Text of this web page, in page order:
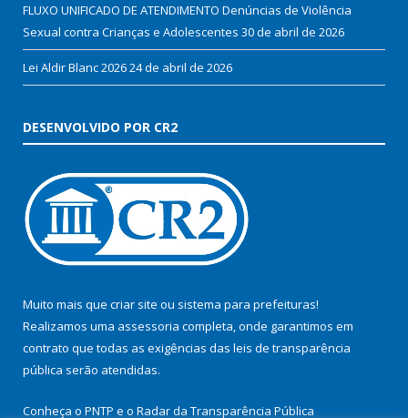
FLUXO UNIFICADO DE ATENDIMENTO Denúncias de Violência
Sexual contra Crianças e Adolescentes 30 de abril de 2026
Lei Aldir Blanc 202624 de abril de 2026
DESENVOLVIDO POR CR2
Muito mais que criar site ou sistema para prefeituras!
Realizamos uma assessoria completa, onde garantimos em
contrato que todas as exigências das leis de transparência
pública serão atendidas.
Conheça o PNTP e o Radar da Transparência Pública